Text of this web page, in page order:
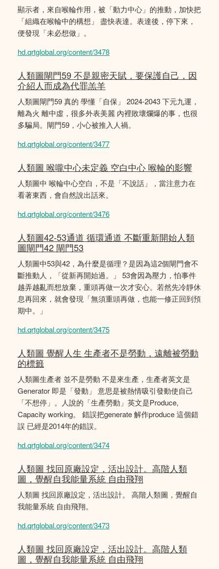
顯示者，來自喉輪作用，被「動力中心」的推動，加快把
「組織在喉輪中的構想」 盡快表達。表達後，停下來，
便發現「未必想做」。
hd.qrtglobal.org/content/3478
人類圖閘門59 不是親密天賦，要保護自己，因
介紹人而成為代罪羔羊
人類圖閘門59 真的 學懂「自保」 2024-2043 下元九運，
離為火 離中虛，很多外表美麗 內裡敗壞爛爆的事，也很
多騙局。閘門59，小心被推入人禍。
hd.qrtglobal.org/content/3477
人類圖 喉嚨中心未定義 空白中心 喉輪的影響
人類圖中 喉輪中心空白，不是「不說話」，當注意力在
看著東西，會自然說出話來。
hd.qrtglobal.org/content/3476
人類圖42-53通道 循環通道 不斷重新開始人類
圖閘門42 閘門53
人類圖中53與42，為什麼是循理？是因為這2個閘門會不
斷推動人，「從新再開始過。」 53會因為壓力，怕事件
越弄越亂而想放棄，重頭再做一次才安心。若然先冷靜休
息再回來，就會發現「無須重頭再做，也能一修正回到預
期中。」
hd.qrtglobal.org/content/3475
人類圖 覺醒人生 生產者不是勞動，遠離被勞動
的標籤
人類圖生產者 並不是勞動 不是來生產，生產者英文是
Generator 即是「發動」 意思是被熱情吸引發動使自己
「不想停」。人說的「生產勞動」英文是Produce,
Capacity working。 錯誤把generate 解作produce 這個錯
誤 已經是2014年的錯誤。
hd.qrtglobal.org/content/3474
人類圖 找回原廠設定，活出設計。高階人類
圖，覺醒自我能量系統 自由飛翔
人類圖 找回原廠設定，活出設計。 高階人類圖，覺醒自
我能量系統 自由飛翔。
hd.qrtglobal.org/content/3473
人類圖 找回原廠設定，活出設計。高階人類
圖，覺醒自我能量系統 自由飛翔